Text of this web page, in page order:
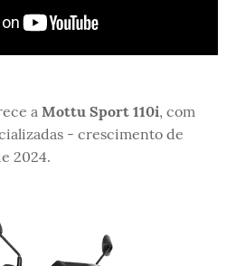
a Mottu Sport 110i, com
- crescimento de
2024.